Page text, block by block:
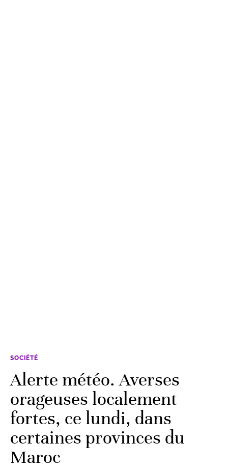
SOCIÉTÉ
Alerte météo. Averses
orageuses localement
fortes, ce lundi, dans
certaines provinces du
Maroc